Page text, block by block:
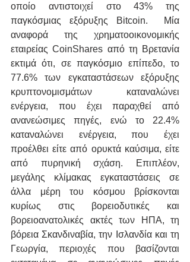
οποίο αντιστοιχεί στο 43% της
παγκόσμιας εξόρυξης Bitcoin.  Μία
αναφορά της χρηματοοικονομικής
εταιρείας CoinShares από τη Βρετανία
εκτιμά ότι, σε παγκόσμιο επίπεδο, το
77.6% των εγκαταστάσεων εξόρυξης
κρυπτονομισμάτων καταναλώνει
ενέργεια, που έχει παραχθεί από
ανανεώσιμες πηγές, ενώ το 22.4%
καταναλώνει ενέργεια, που έχει
προέλθει είτε από ορυκτά καύσιμα, είτε
από πυρηνική σχάση. Επιπλέον,
μεγάλης κλίμακας εγκαταστάσεις σε
άλλα μέρη του κόσμου βρίσκονται
κυρίως στις βορειοδυτικές και
βορειοανατολικές ακτές των ΗΠΑ, τη
βόρεια Σκανδιναβία, την Ισλανδία και τη
Γεωργία, περιοχές που βασίζονται